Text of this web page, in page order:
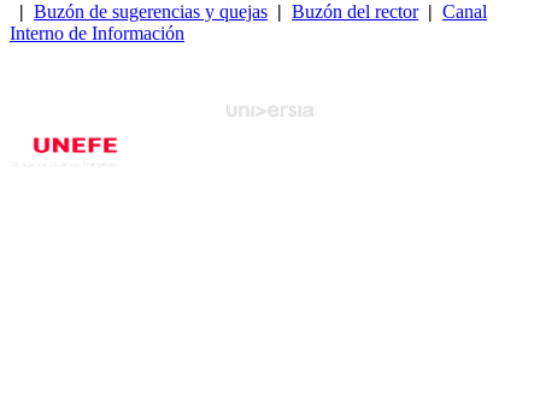
| Buzón de sugerencias y quejas | Buzón del rector| Canal
Interno de Información